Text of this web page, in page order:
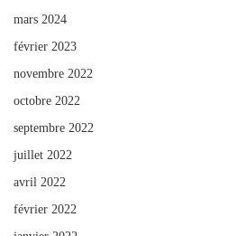
mars 2024
février 2023
novembre 2022
octobre 2022
septembre 2022
juillet 2022
avril 2022
février 2022